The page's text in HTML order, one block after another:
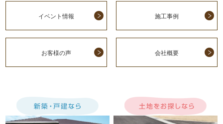
イベント情報 施工事例
お客様の声 会社概要